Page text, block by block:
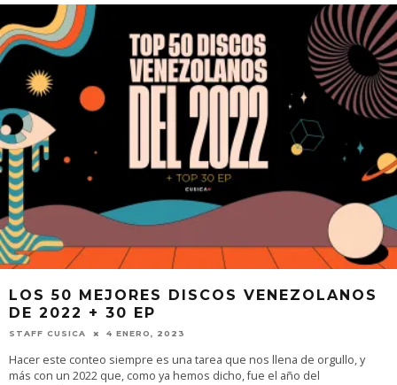
LOS 50 MEJORES DISCOS VENEZOLANOS
DE 2022 + 30 EP
STAFF CUSICA 4 ENERO, 2023
Hacer este conteo siempre es una tarea que nos llena de orgullo, y
más con un 2022 que, como ya hemos dicho, fue el año del